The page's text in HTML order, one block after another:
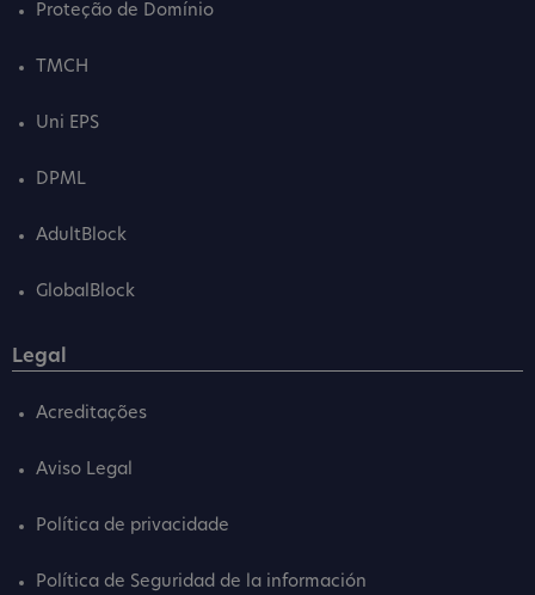
Proteção de Domínio
TMCH
Uni EPS
DPML
AdultBlock
GlobalBlock
Legal
Acreditações
Aviso Legal
Política de privacidade
Política de Seguridad de la información